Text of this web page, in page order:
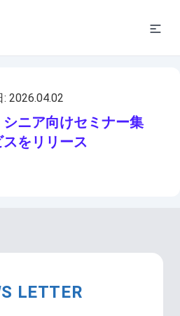
: 2026.04.02
シニア向けセミナー集
をリリース
LETTER